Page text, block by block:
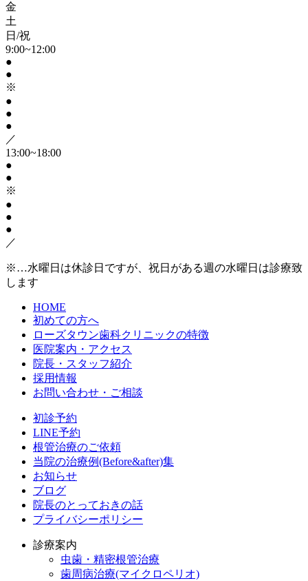
金
土
日/祝
9:00~12:00
●
●
※
●
●
●
／
13:00~18:00
●
●
※
●
●
●
／
※…水曜日は休診日ですが、祝日がある週の水曜日は診療致
します
HOME
初めての方へ
ローズタウン歯科クリニックの特徴
医院案内・アクセス
院長・スタッフ紹介
採用情報
お問い合わせ・ご相談
初診予約
LINE予約
根管治療のご依頼
当院の治療例(Before&after)集
お知らせ
ブログ
院長のとっておきの話
プライバシーポリシー
診療案内
虫歯・精密根管治療
歯周病治療(マイクロペリオ)